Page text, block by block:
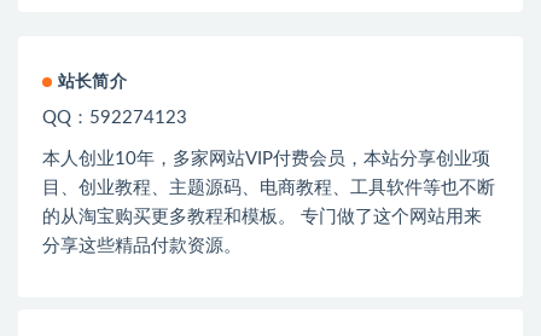
站长简介
QQ：592274123
本人创业10年，多家网站VIP付费会员，本站分享创业项
目、创业教程、主题源码、电商教程、工具软件等也不断
的从淘宝购买更多教程和模板。 专门做了这个网站用来
分享这些精品付款资源。